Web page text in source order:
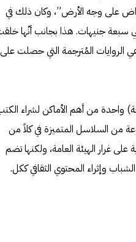
على وجه الأرض”، وكان ذلك في
سبعة جنيهات. هذا بجانب أنّها
المُترجمة التي حصلت على
واحدة من أهم الأماكن لشراء
من السلاسل المتميزة في كلاً من
غرار الهيئة العامة، ولكنها تضم
وإثراء المحتوي الثقافي ككل.